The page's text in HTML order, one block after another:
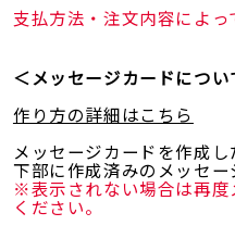
支払方法・注文内容によっ
＜メッセージカードについ
作り方の詳細はこちら
メッセージカードを作成し
下部に作成済みのメッセー
※表示されない場合は再度
ください。